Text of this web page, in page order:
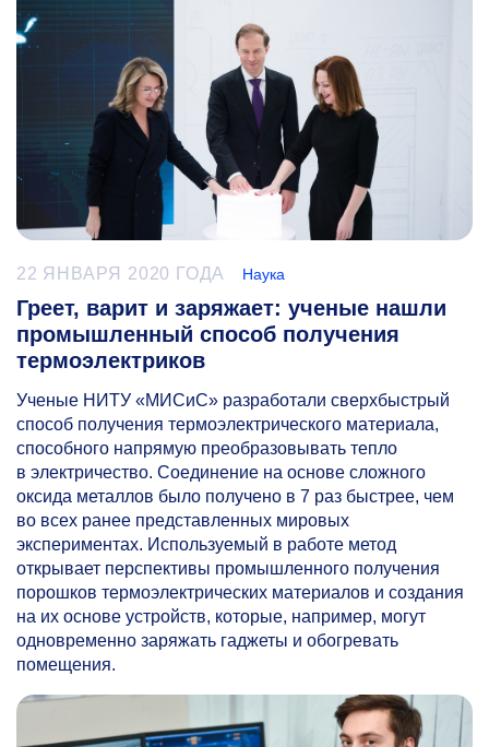
22 ЯНВАРЯ 2020 ГОДА Наука
Греет, варит и заряжает: ученые нашли
промышленный способ получения
термоэлектриков
Ученые НИТУ «МИСиС» разработали сверхбыстрый
способ получения термоэлектрического материала,
способного напрямую преобразовывать тепло
в электричество. Соединение на основе сложного
оксида металлов было получено в 7 раз быстрее, чем
во всех ранее представленных мировых
экспериментах. Используемый в работе метод
открывает перспективы промышленного получения
порошков термоэлектрических материалов и создания
на их основе устройств, которые, например, могут
одновременно заряжать гаджеты и обогревать
помещения.